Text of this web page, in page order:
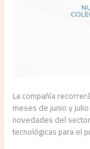
La compañía
meses de junio y
novedades del
tecnológicas para el